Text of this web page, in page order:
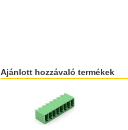
Ajánlott hozzávaló termékek